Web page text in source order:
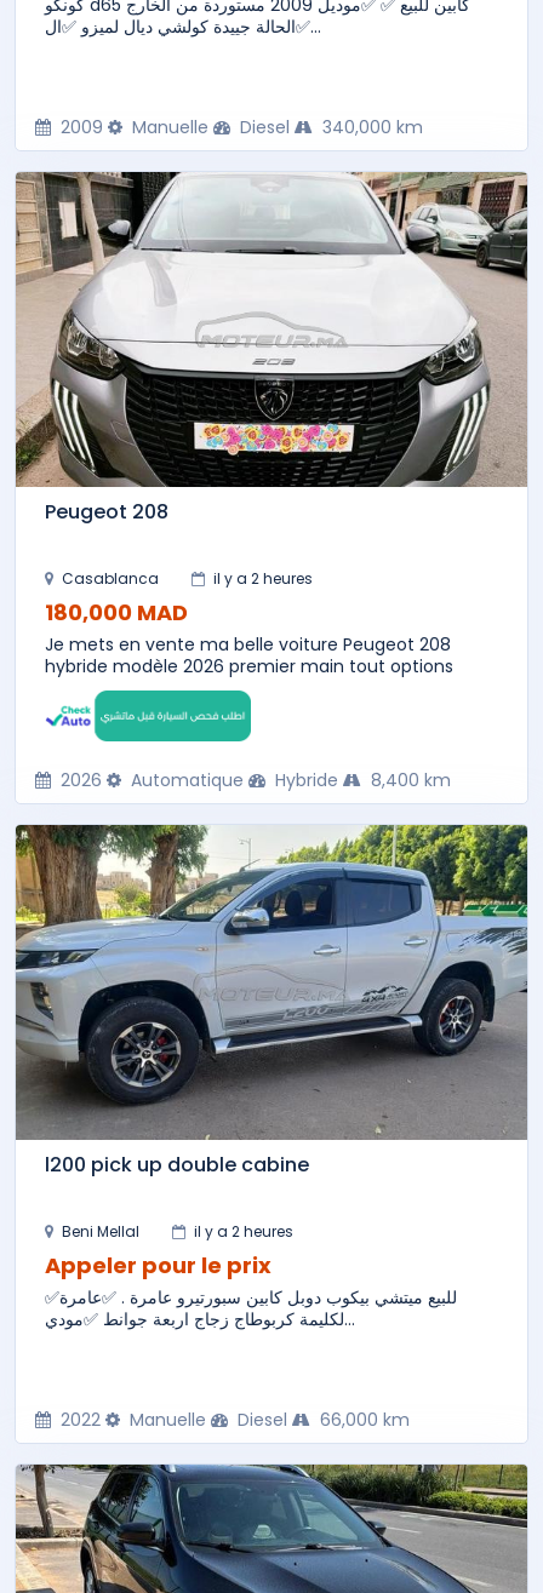
✅️الحالة جييدة كولشي ديال لميزو ✅️ال...
2009 Manuelle Diesel 340,000 km
Peugeot 208
Casablanca il y a 2 heures
180,000 MAD
Je mets en vente ma belle voiture Peugeot 208
hybride modèle 2026 premier main tout options
2026 Automatique Hybride 8,400 km
l200 pick up double cabine
Beni Mellal il y a 2 heures
Appeler pour le prix
✅️للبيع ميتشي بيكوب دوبل كابين سبورتيرو عامرة . ✅️عامرة
لكليمة كربوطاج زجاج اربعة جوانط ✅️مودي...
2022 Manuelle Diesel 66,000 km